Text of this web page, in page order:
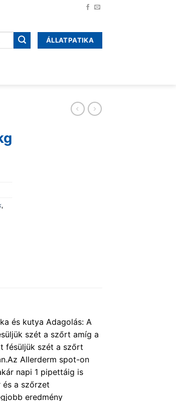
ÁLLATPATIKA
,
és kutya Adagolás: A
szét a szőrt amíg a
fésüljük szét a szőrt
Allerderm spot-on
napi 1 pipettáig is
a szőrzet
eredmény